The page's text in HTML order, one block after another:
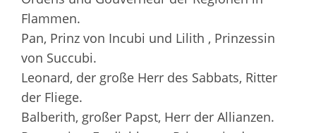
Flammen.
Pan, Prinz von Incubi und Lilith , Prinzessin
von Succubi.
Leonard, der große Herr des Sabbats, Ritter
der Fliege.
Balberith, großer Papst, Herr der Allianzen.